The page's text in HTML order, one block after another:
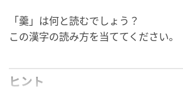
「羹」は何と読むでしょう？
この漢字の読み方を当ててください。
ヒント